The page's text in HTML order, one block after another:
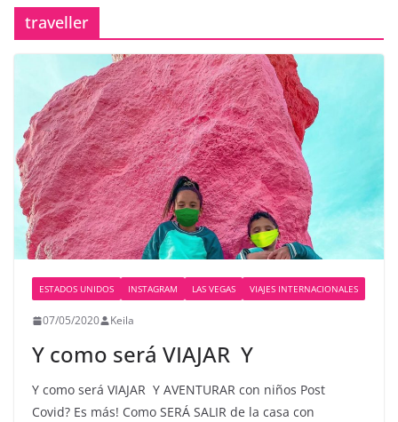
traveller
ESTADOS UNIDOS INSTAGRAM LAS VEGAS VIAJES INTERNACIONALES
07/05/2020 Keila
Y como será VIAJAR ️ Y
Y como será VIAJAR ️ Y AVENTURAR con niños Post
Covid? Es más! Como SERÁ SALIR de la casa con